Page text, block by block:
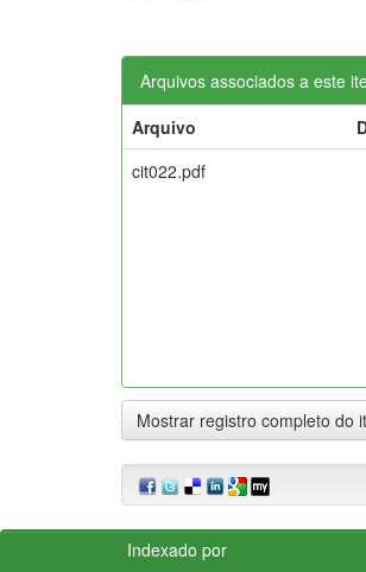
Arquivos associados a este
Arquivo
cit022.pdf
Mostrar registro completo do
Indexado por